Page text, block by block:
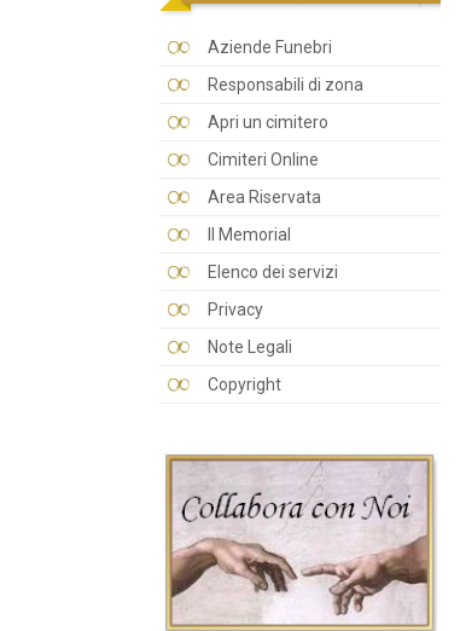
Aziende Funebri
Responsabili di zona
Apri un cimitero
Cimiteri Online
Area Riservata
Il Memorial
Elenco dei servizi
Privacy
Note Legali
Copyright